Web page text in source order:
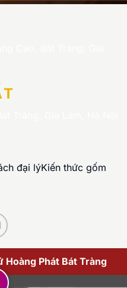
đại lýKiến thức gốm
Hoàng Phát Bát Tràng